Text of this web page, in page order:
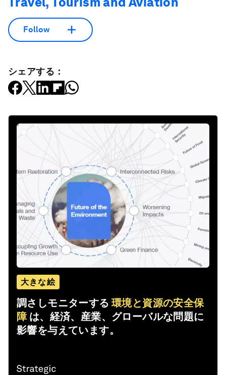
Follow
シェアする：
大きな絵
調さしモニターする 環境と資源の安全保
障 は、経済、産業、グローバルな問題に
影響を与えています。